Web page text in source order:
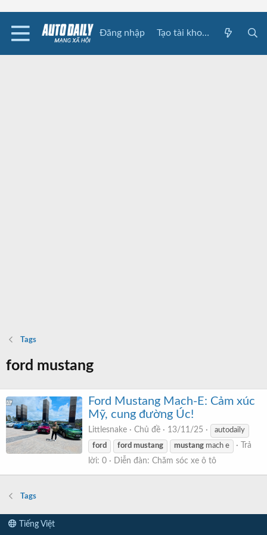
Đăng nhập Tạo tài khoản
Tags
ford mustang
Ford Mustang Mach-E: Cảm xúc
Mỹ, cung đường Úc!
Littlesnake Chủ đề 13/11/25
autodaily
ford
ford mustang mustang mach e
Trả
lời: 0
Diễn đàn: Chăm sóc xe ô tô
Tags
Tiếng Việt